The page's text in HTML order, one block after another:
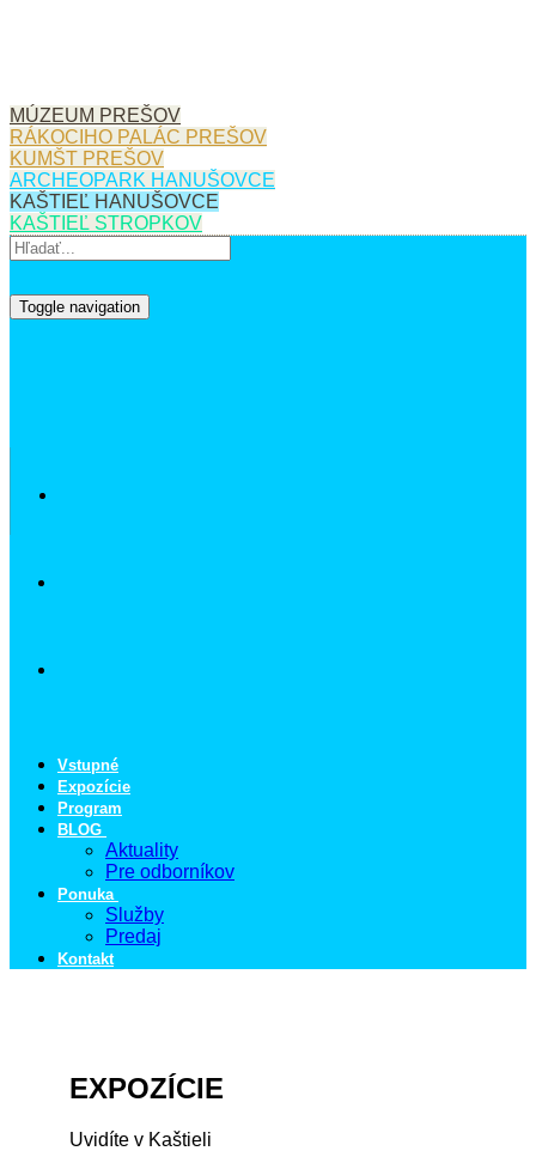
MÚZEUM PREŠOV
RÁKOCIHO PALÁC PREŠOV
KUMŠT PREŠOV
ARCHEOPARK HANUŠOVCE
KAŠTIEĽ HANUŠOVCE
KAŠTIEĽ STROPKOV
Toggle navigation
Vstupné
Expozície
Program
BLOG
Aktuality
Pre odborníkov
Ponuka
Služby
Predaj
Kontakt
EXPOZÍCIE
Uvidíte v Kaštieli